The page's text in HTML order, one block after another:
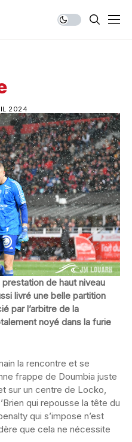
2024
de haut niveau
livré une belle partition
par l’arbitre de la
noyé dans la furie
la rencontre et se
frappe de Doumbia juste
sur un centre de Locko,
qui repousse la tête du
qui s’impose n’est
que cela ne nécessite